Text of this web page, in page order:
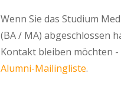
Wenn Sie das Studium
(BA / MA) abgeschlossen
Kontakt bleiben möchten -
Alumni-Mailingliste.